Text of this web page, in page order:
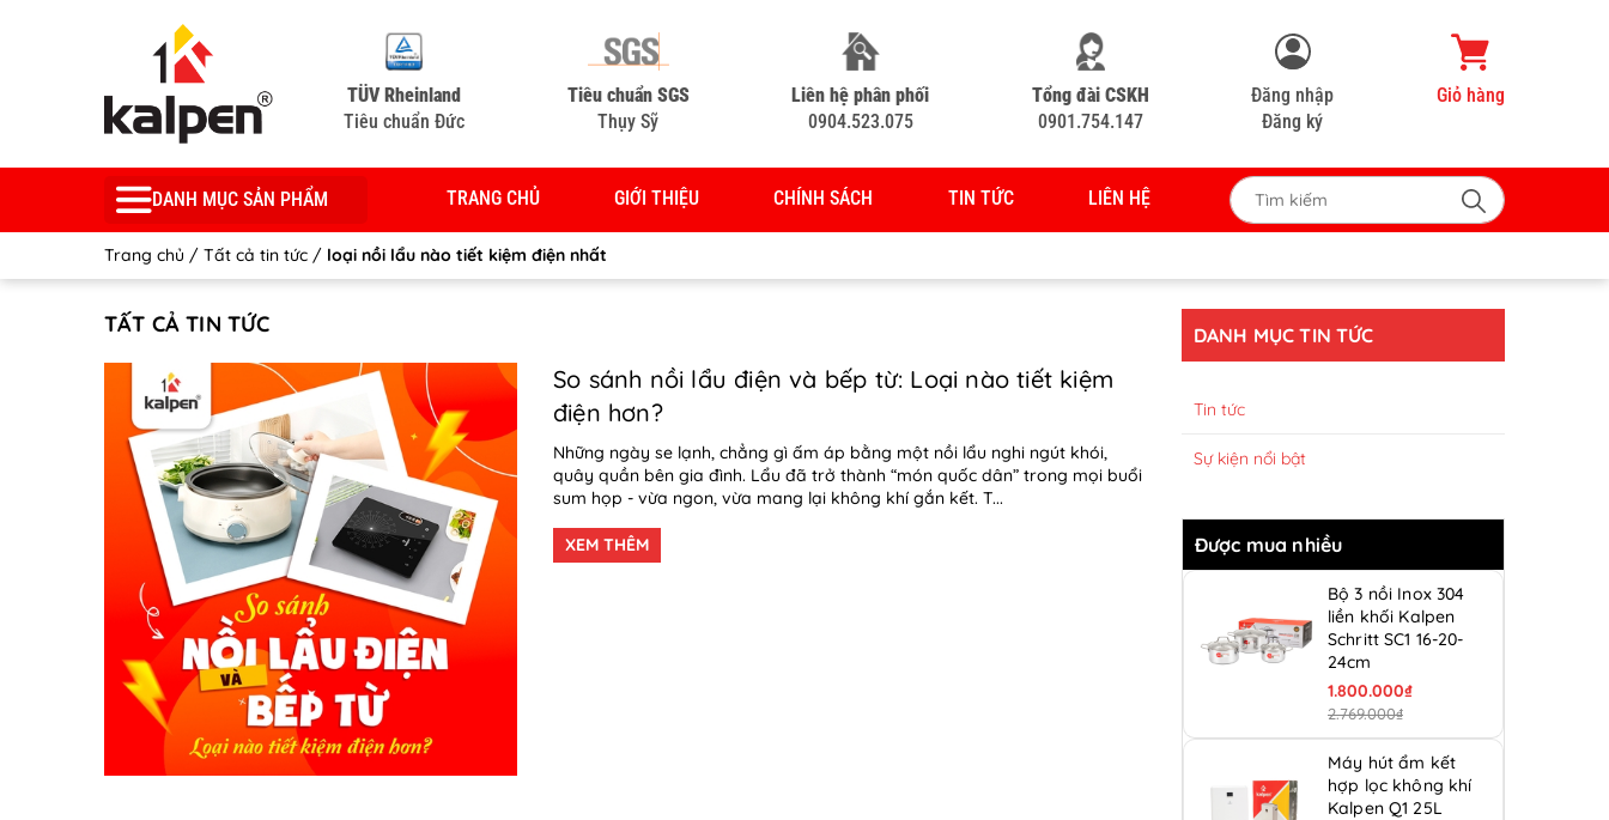
TÜV Rheinland
Tiêu chuẩn Đức
Tiêu chuẩn SGS
Thụy Sỹ
Liên hệ phân phối
0904.523.075
Tổng đài CSKH
0901.754.147
Đăng nhập
Đăng ký
Giỏ hàng
DANH MỤC SẢN PHẨM TRANG CHỦ GIỚI THIỆU CHÍNH SÁCH TIN TỨC LIÊN HỆ
Trang chủ / Tất cả tin tức / loại nồi lẩu nào tiết kiệm điện nhất
TẤT CẢ TIN TỨC
So sánh nồi lẩu điện và bếp từ: Loại nào tiết kiệm
điện hơn?
Những ngày se lạnh, chẳng gì ấm áp bằng một nồi lẩu nghi ngút khói,
quây quần bên gia đình. Lẩu đã trở thành “món quốc dân” trong mọi buổi
sum họp - vừa ngon, vừa mang lại không khí gắn kết. T...
XEM THÊM
DANH MỤC TIN TỨC
Tin tức
Sự kiện nổi bật
Được mua nhiều
Bộ 3 nồi Inox 304
liền khối Kalpen
Schritt SC1 16-20-
24cm
1.800.000₫
2.769.000₫
Máy hút ẩm kết
hợp lọc không khí
Kalpen Q1 25L